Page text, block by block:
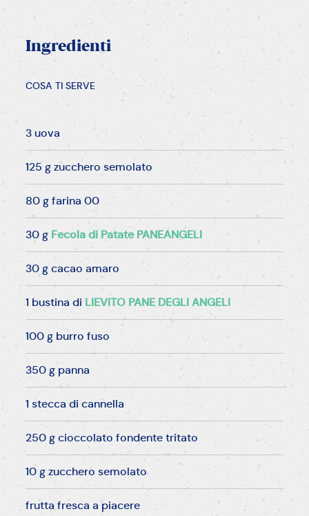
Ingredienti
COSA TI SERVE
3 uova
125 g zucchero semolato
80 g farina 00
30 g Fecola di Patate PANEANGELI
30 g cacao amaro
1 bustina di LIEVITO PANE DEGLI ANGELI
100 g burro fuso
350 g panna
1 stecca di cannella
250 g cioccolato fondente tritato
10 g zucchero semolato
frutta fresca a piacere